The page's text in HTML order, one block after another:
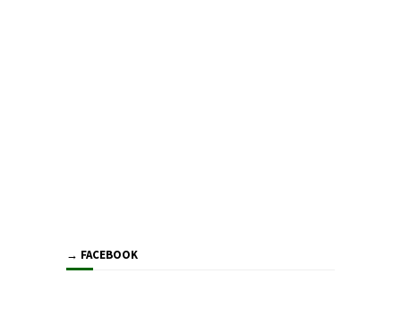
→ FACEBOOK